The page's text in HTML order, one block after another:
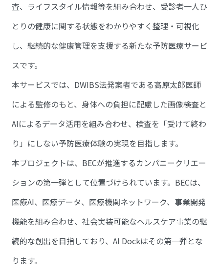
査、ライフスタイル情報等を組み合わせ、受診者一人ひ
とりの健康に関する状態をわかりやすく整理・可視化
し、継続的な健康管理を支援する新たな予防医療サービ
スです。
本サービスでは、DWIBS法発案者である高原太郎医師
による監修のもと、身体への負担に配慮した画像検査と
AIによるデータ活用を組み合わせ、検査を「受けて終わ
り」にしない予防医療体験の実現を目指します。
本プロジェクトは、BECが推進するカンパニークリエー
ションの第一弾として位置づけられています。BECは、
医療AI、医療データ、医療機関ネットワーク、事業開発
機能を組み合わせ、社会実装可能なヘルスケア事業の継
続的な創出を目指しており、AI Dockはその第一弾とな
ります。